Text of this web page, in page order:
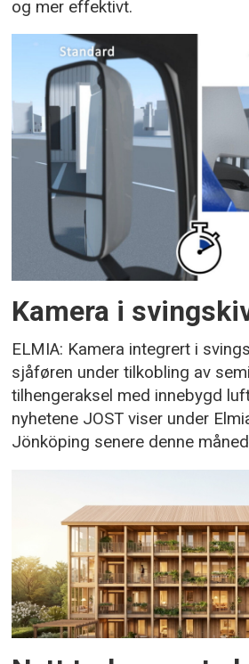
og mer effektivt.
Kamera i
ELMIA: Kamera integrert i
sjåføren under tilkobling av
tilhengeraksel med innebygd
nyhetene JOST viser under
Jönköping senere denne